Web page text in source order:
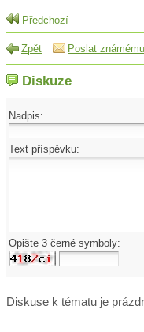
Předchozí
Zpět Poslat známému
Diskuze
Nadpis:
Text příspěvku:
Opište 3 černé symboly:
Diskuse k tématu je